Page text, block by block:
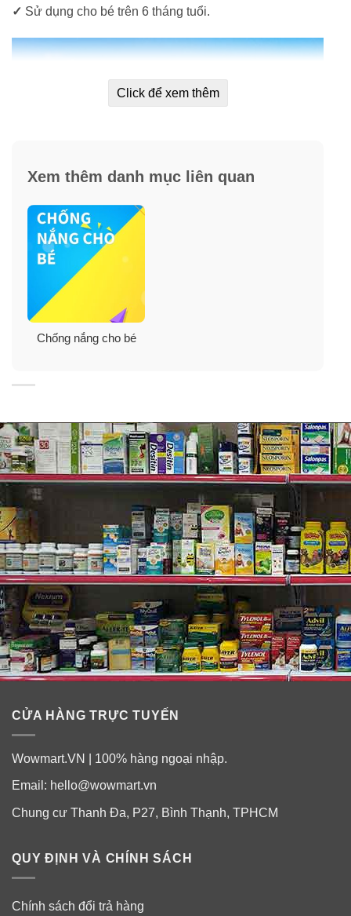
✓ Sử dụng cho bé trên 6 tháng tuổi.
Hướng dẫn sử dụng:
Trước khi tiếp xúc với ánh nắng mặt trời, thoa sản phẩm
lên mặt và cổ.
Thường xuyên thoa lại để duy trì sự bảo vệ, đặc biệt là
Hoặc thoa lập lại sau 80 phút đến 2 tiếng.
Tránh tiếp xúc với mắt. Trong trường hợp tiếp xúc với
mắt, rửa sạch ngay lập tức với nhiều nước.
Thành phần
: Avobenzone 2%, Homosalate 15%,
Octisalate 5%, Octocrylene 1.85%, Oxybenzone 2%.
Click để xem thêm
Xem thêm danh mục liên quan
Chống nắng cho bé
CỬA HÀNG TRỰC TUYẾN
Wowmart.VN | 100% hàng ngoại nhập.
Email: hello@wowmart.vn
Chung cư Thanh Đa, P27, Bình Thạnh, TPHCM
QUY ĐỊNH VÀ CHÍNH SÁCH
Chính sách đổi trả hàng